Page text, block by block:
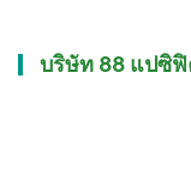
บริษัท 88 แปซิ